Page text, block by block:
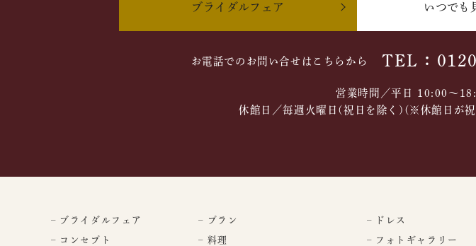
ブライダルフェア いつでも
お電話でのお問い合せはこちらから TEL：
営業時間／平日 10:00～
休館日／毎週火曜日(祝日を除く)(※休館日が
– ブライダルフェア
– コンセプト
– プラン
– 料理
– ドレス
– フォトギャラリー